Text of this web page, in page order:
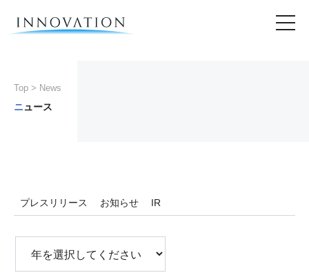
Top > News
ニュース
プレスリリース お知らせ IR